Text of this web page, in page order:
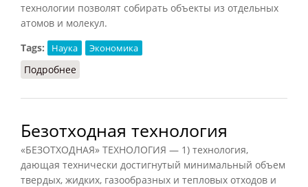
технологии позволят собирать объекты из отдельных
атомов и молекул.
Tags:
Наука Экономика
Подробнее
Безотходная технология
«БЕЗОТХОДНАЯ» ТЕХНОЛОГИЯ — 1) технология,
дающая технически достигнутый минимальный объем
твердых, жидких, газообразных и тепловых отходов и